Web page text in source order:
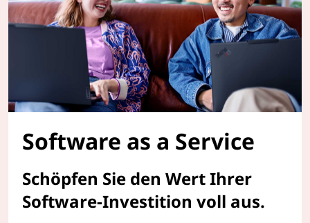
Software as a Service
Schöpfen Sie den Wert Ihrer
Software-Investition voll aus.